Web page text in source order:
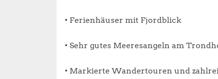
• Ferienhäuser mit Fjordblick
• Sehr gutes Meeresangeln am
• Markierte Wandertouren und